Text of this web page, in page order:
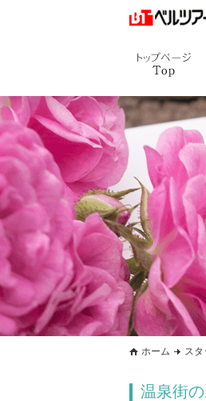
ホーム ス
温泉街